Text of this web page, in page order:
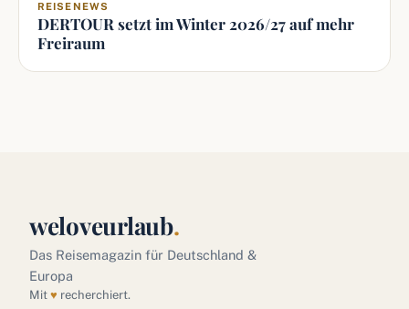
REISENEWS
DERTOUR setzt im Winter 2026/27 auf mehr
Freiraum
weloveurlaub.
Das Reisemagazin für Deutschland &
Europa
Mit ♥ recherchiert.